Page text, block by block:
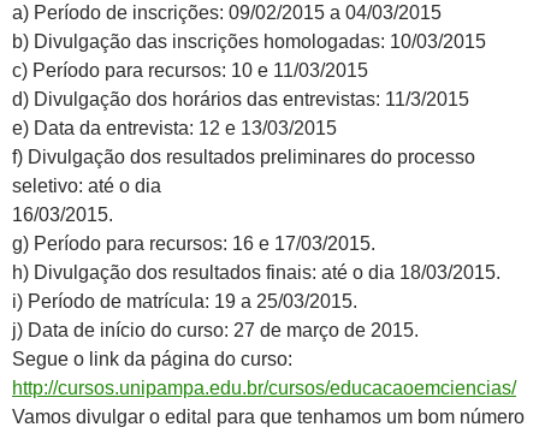
a) Período de inscrições: 09/02/2015 a 04/03/2015
b) Divulgação das inscrições homologadas: 10/03/2015
c) Período para recursos: 10 e 11/03/2015
d) Divulgação dos horários das entrevistas: 11/3/2015
e) Data da entrevista: 12 e 13/03/2015
f) Divulgação dos resultados preliminares do processo
seletivo: até o dia
16/03/2015.
g) Período para recursos: 16 e 17/03/2015.
h) Divulgação dos resultados finais: até o dia 18/03/2015.
i) Período de matrícula: 19 a 25/03/2015.
j) Data de início do curso: 27 de março de 2015.
Segue o link da página do curso:
http://cursos.unipampa.edu.br/cursos/educacaoemciencias/
Vamos divulgar o edital para que tenhamos um bom número